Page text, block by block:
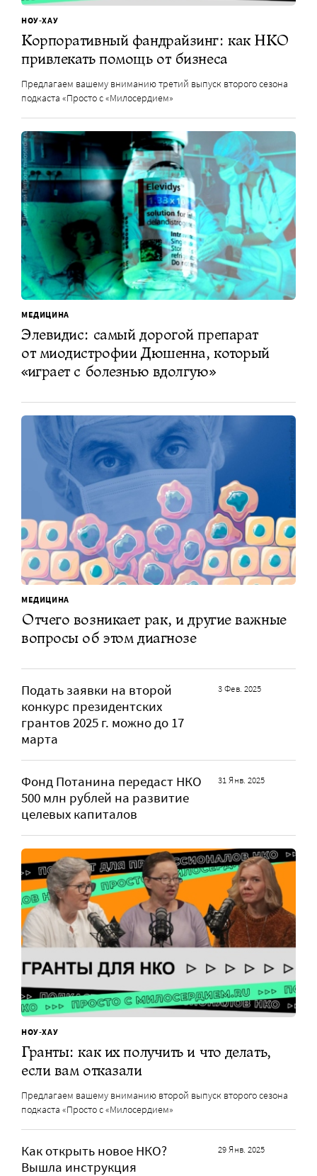
НОУ-ХАУ
Корпоративный фандрайзинг: как НКО
привлекать помощь от бизнеса
Предлагаем вашему вниманию третий выпуск второго сезона
подкаста «Просто с «Милосердием»
МЕДИЦИНА
Элевидис: самый дорогой препарат
от миодистрофии Дюшенна, который
«играет с болезнью вдолгую»
МЕДИЦИНА
Отчего возникает рак, и другие важные
вопросы об этом диагнозе
Подать заявки на второй
конкурс президентских
грантов 2025 г. можно до 17
марта
3 Фев. 2025
Фонд Потанина передаст НКО
500 млн рублей на развитие
целевых капиталов
31 Янв. 2025
НОУ-ХАУ
Гранты: как их получить и что делать,
если вам отказали
Предлагаем вашему вниманию второй выпуск второго сезона
подкаста «Просто с «Милосердием»
Как открыть новое НКО?
Вышла инструкция
29 Янв. 2025